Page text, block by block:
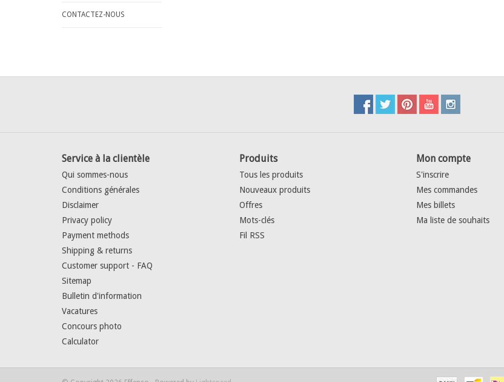
CONTACTEZ-NOUS
Service à la clientèle
Qui sommes-nous
Conditions générales
Disclaimer
Privacy policy
Payment methods
Shipping & returns
Customer support - FAQ
Sitemap
Bulletin d'information
Vacatures
Concours photo
Calculator
Produits
Tous les produits
Nouveaux produits
Offres
Mots-clés
Fil RSS
Mon compte
S'inscrire
Mes commandes
Mes billets
Ma liste de souhaits